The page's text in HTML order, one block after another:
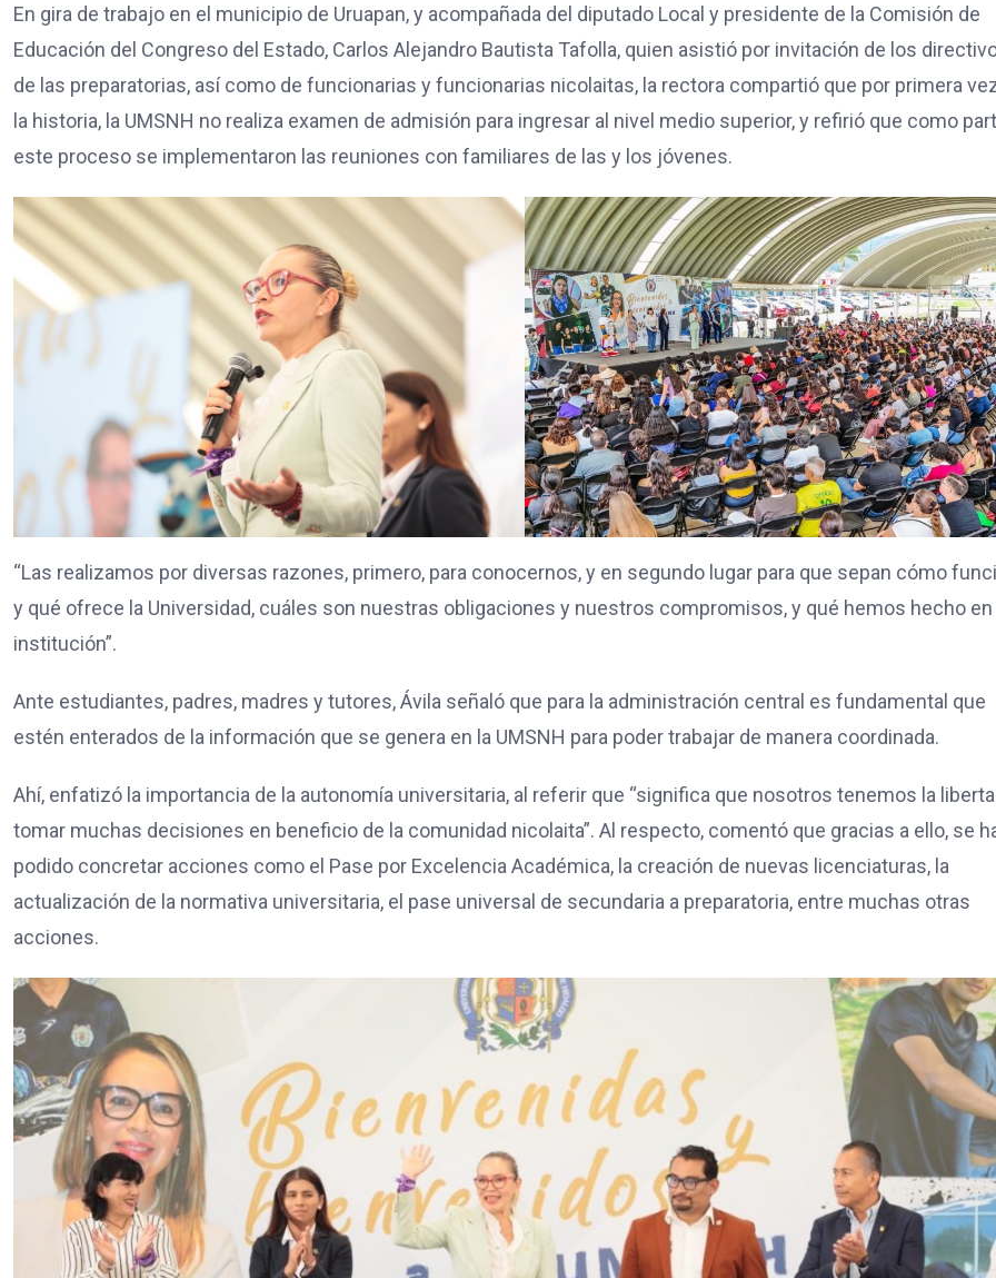
En gira de trabajo en el municipio de Uruapan, y acompañada del diputado Local y presidente de la Comisión de
Educación del Congreso del Estado, Carlos Alejandro Bautista Tafolla, quien asistió por invitación de los
de las preparatorias, así como de funcionarias y funcionarias nicolaitas, la rectora compartió que por primera
la historia, la UMSNH no realiza examen de admisión para ingresar al nivel medio superior, y refirió que como
este proceso se implementaron las reuniones con familiares de las y los jóvenes.
“Las realizamos por diversas razones, primero, para conocernos, y en segundo lugar para que sepan cómo
y qué ofrece la Universidad, cuáles son nuestras obligaciones y nuestros compromisos, y qué hemos hecho en
institución”.
Ante estudiantes, padres, madres y tutores, Ávila señaló que para la administración central es fundamental que
estén enterados de la información que se genera en la UMSNH para poder trabajar de manera coordinada.
Ahí, enfatizó la importancia de la autonomía universitaria, al referir que “significa que nosotros tenemos la
tomar muchas decisiones en beneficio de la comunidad nicolaita”. Al respecto, comentó que gracias a ello, se
podido concretar acciones como el Pase por Excelencia Académica, la creación de nuevas licenciaturas, la
actualización de la normativa universitaria, el pase universal de secundaria a preparatoria, entre muchas otras
acciones.